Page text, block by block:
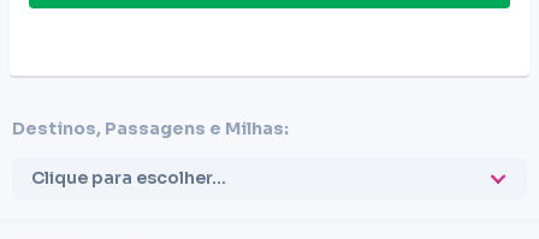
Destinos, Passagens e Milhas:
Clique para escolher...